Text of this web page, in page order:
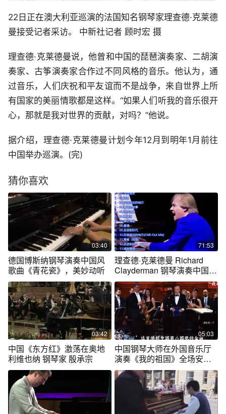
22日正在澳大利亚巡演的法国知名钢琴家理查德·克莱德
曼接受记者采访。 中新社记者 顾时宏 摄
理查德·克莱德曼说，他曾和中国的琵琶演奏家、二胡演
奏家、古筝演奏家合作过不同风格的音乐。他认为，通
过音乐，人们庆祝和平友谊而不是战争，来自世界上所
有国家的美丽情歌都是这样。“如果人们听我的音乐很开
心，那就是我对世界的贡献，对吗？”他说。
据介绍，理查德·克莱德曼计划今年12月到明年1月前往
中国举办巡演。(完)
猜你喜欢
03:40
德国博斯纳钢琴演奏中国风
歌曲《青花瓷》，美妙动听
71:53
理查德·克莱德曼 Richard
Clayderman 钢琴演奏中国民
歌
03:42
中国《东方红》激荡在奥地
利维也纳 钢琴家 殷承宗
05:03
中国钢琴大师在外国音乐厅
演奏《我的祖国》全场安静
聆听